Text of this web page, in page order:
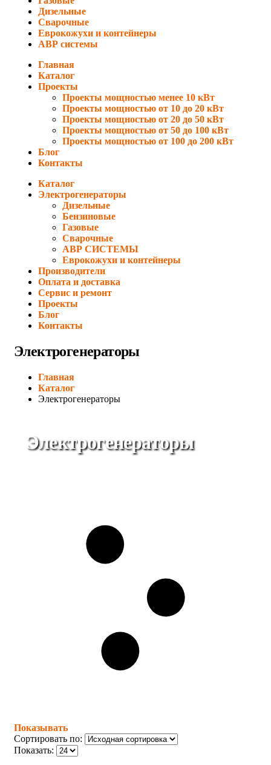
Дизельные
Сварочные
Еврокожухи и контейнеры
АВР системы
Главная
Каталог
Проекты
Проекты мощностью менее 10 кВт
Проекты мощностью от 10 до 20 кВт
Проекты мощностью от 20 до 50 кВт
Проекты мощностью от 50 до 100 кВт
Проекты мощностью от 100 до 200 кВт
Блог
Контакты
Каталог
Электрогенераторы
Дизельные
Бензиновые
Газовые
Сварочные
АВР СИСТЕМЫ
Еврокожухи и контейнеры
Производители
Оплата и доставка
Сервис и ремонт
Проекты
Блог
Контакты
Электрогенераторы
Главная
Каталог
Электрогенераторы
Электрогенераторы
Показывать
Сортировать по:
Показать: